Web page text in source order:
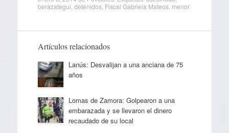
berazategui detenidos, Fiscal Gabriela Mateos, menor
Artículos relacionados
Lanús: Desvalijan a una anciana de 75
años
Lomas de Zamora: Golpearon a una
embarazada y se llevaron el dinero
recaudado de su local